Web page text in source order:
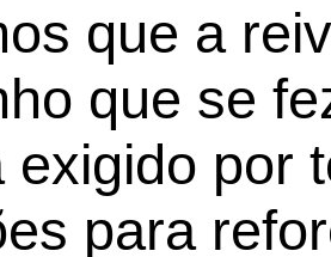
que a
que se
exigido por
para